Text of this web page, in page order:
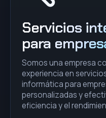
Servicios
para
Somos una empresa
experiencia en
informática para
personalizadas y
eficiencia y el